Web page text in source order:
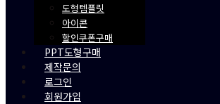
도형템플릿
아이콘
할인쿠폰구매
PPT도형구매
제작문의
로그인
회원가입